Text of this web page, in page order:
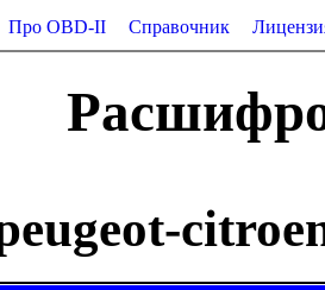
Про OBD-II Справочник